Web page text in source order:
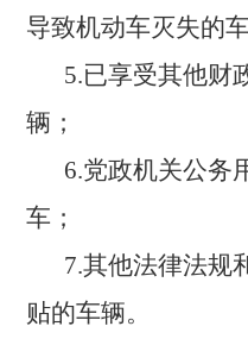
导致机动车灭失的车
5.已享受其他财
辆；
6.党政机关公务
车；
7.其他法律法规
贴的车辆。